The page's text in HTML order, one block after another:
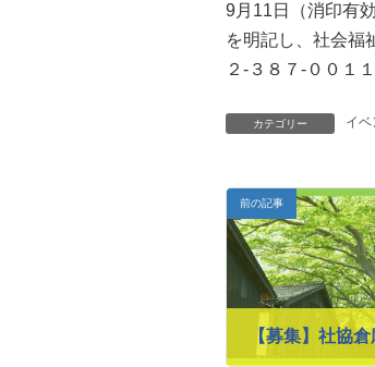
9月11日（消印有
を明記し、社会福
２‐３８７‐００１
カテゴリー イベ
前の記事
【募集】社協